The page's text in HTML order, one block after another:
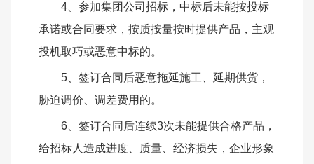
4、参加集团公司招标，中标后未能按投标
承诺或合同要求，按质按量按时提供产品，主观
投机取巧或恶意中标的。
5、签订合同后恶意拖延施工、延期供货，
胁迫调价、调差费用的。
6、签订合同后连续3次未能提供合格产品，
给招标人造成进度、质量、经济损失，企业形象